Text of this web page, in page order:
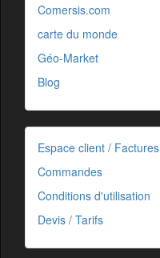
Comersis.com
carte du monde
Géo-Market
Blog
Espace client / Factures
Commandes
Conditions d'utilisation
Devis / Tarifs